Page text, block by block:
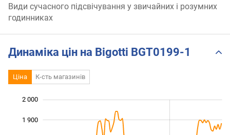
Види сучасного підсвічування у звичайних і розумних
годинниках
Динаміка цін на Bigotti BGT0199-1
Ціна К-сть магазинів
1 900
2 000